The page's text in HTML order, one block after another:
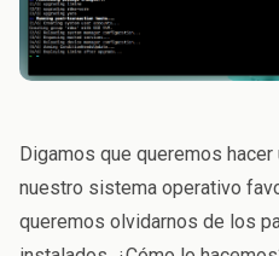
Digamos que queremos
nuestro sistema operativo
queremos olvidarnos de los